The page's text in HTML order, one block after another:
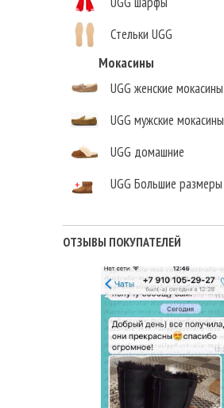
Стельки UGG
Мокасины
UGG женские мокасины
UGG мужские мокасины
UGG домашние
UGG Большие размеры
ОТЗЫВЫ ПОКУПАТЕЛЕЙ